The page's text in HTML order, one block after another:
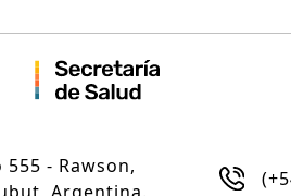
- Rawson,